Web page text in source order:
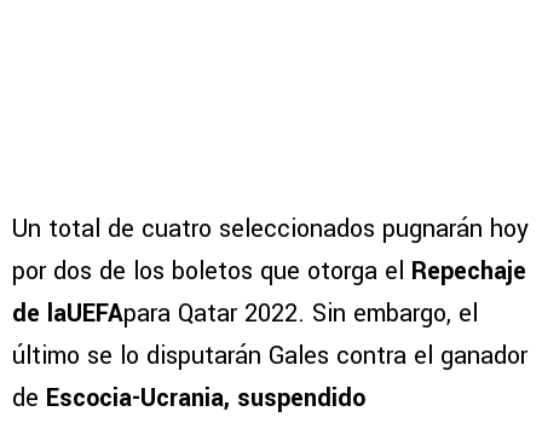
Un total de cuatro seleccionados pugnarán hoy
por dos de los boletos que otorga el Repechaje
de laUEFApara Qatar 2022. Sin embargo, el
último se lo disputarán Gales contra el ganador
de Escocia-Ucrania, suspendido